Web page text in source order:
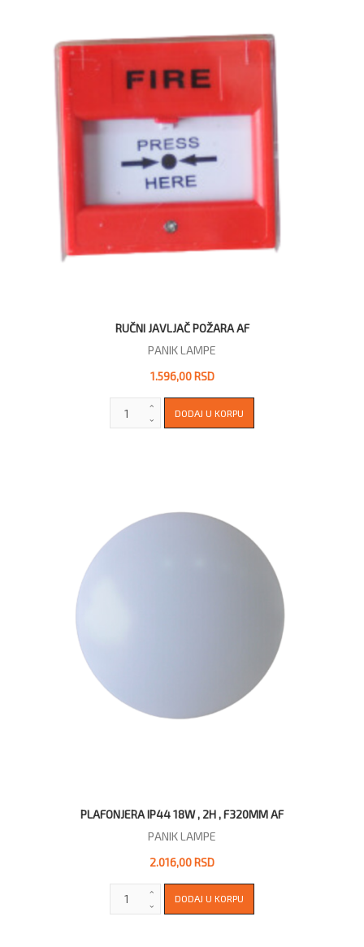
RUČNI JAVLJAČ POŽARA AF
PANIK LAMPE
1.596,00 RSD
PLAFONJERA IP44 18W , 2H , F320MM AF
PANIK LAMPE
2.016,00 RSD